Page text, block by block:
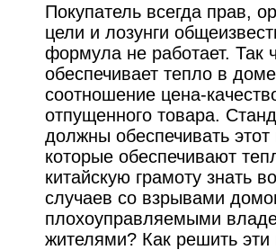
Покупатель всегда прав,
цели и лозунги
формула не работает. Так
обеспечивает тепло в
соотношение цена-
отпущенного товара.
должны обеспечивать
которые обеспечивают
китайскую грамоту знать
случаев со взрывами
плохоуправляемыми
жителями? Как решить